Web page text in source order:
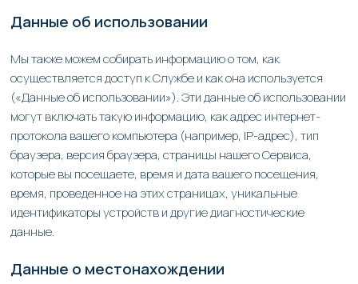
Данные об использовании
Мы также можем собирать информацию о том, как
осуществляется доступ к Службе и как она используется
(«Данные об использовании»). Эти данные об использовании
могут включать такую информацию, как адрес интернет-
протокола вашего компьютера (например, IP-адрес), тип
браузера, версия браузера, страницы нашего Сервиса,
которые вы посещаете, время и дата вашего посещения,
время, проведенное на этих страницах, уникальные
идентификаторы устройств и другие диагностические
данные.
Данные о местонахождении